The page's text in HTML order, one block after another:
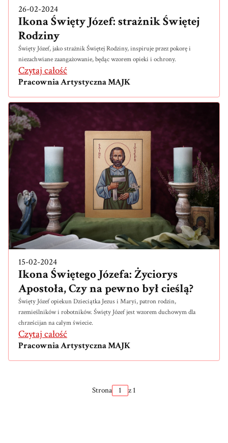
26-02-2024
Ikona Święty Józef: strażnik Świętej
Rodziny
Święty Józef, jako strażnik Świętej Rodziny, inspiruje przez pokorę i
niezachwiane zaangażowanie, będąc wzorem opieki i ochrony.
Czytaj całość
Pracownia Artystyczna MAJK
15-02-2024
Ikona Świętego Józefa: Życiorys
Apostoła, Czy na pewno był cieślą?
Święty Józef opiekun Dzieciątka Jezus i Maryi,patron rodzin,
rzemieślników i robotników. Święty Józef jest wzorem duchowym dla
chrześcijan na całym świecie.
Czytaj całość
Pracownia Artystyczna MAJK
Strona z 1